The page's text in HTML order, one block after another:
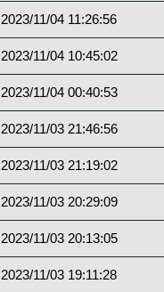
2023/11/04 11:26:56
2023/11/04 10:45:02
2023/11/04 00:40:53
2023/11/03 21:46:56
2023/11/03 21:19:02
2023/11/03 20:29:09
2023/11/03 20:13:05
2023/11/03 19:11:28